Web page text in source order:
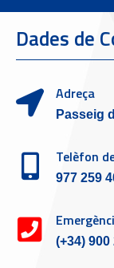
Dades de
Adreça
Passeig
Telèfon
977 259
(+34) 900